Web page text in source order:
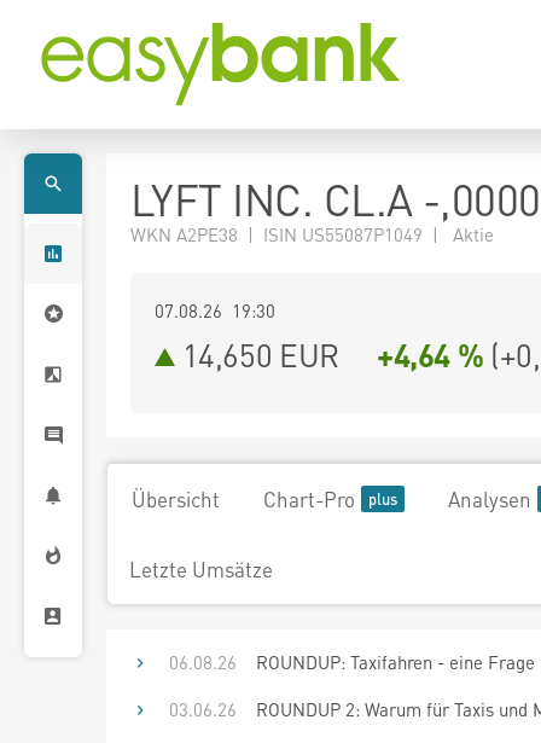
LYFT INC. CL.A -
WKN A2PE38 | ISIN US55087P1049 | Aktie
07.08.26 19:30
14,650 EUR +4,64 % (
Übersicht Chart-Pro Analysen
Letzte Umsätze
06.08.26
ROUNDUP: Taxifahren - eine Frage
03.06.26
ROUNDUP 2: Warum für Taxis